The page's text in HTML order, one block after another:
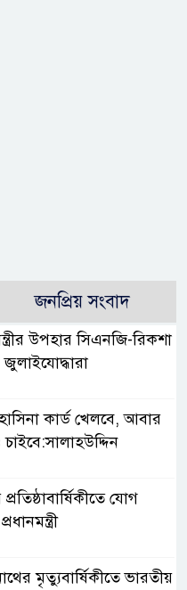
জনপ্রিয় সংবাদ
উপহার সিএনজি-রিকশা
কার্ড খেলবে, আবার
চাইবে:সালাহউদ্দিন
যোগ
মৃত্যুবার্ষিকীতে ভারতীয়